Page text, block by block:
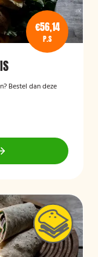
€56,14
P.S
Bestel dan deze